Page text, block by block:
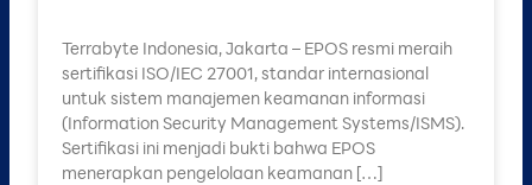
Terrabyte Indonesia, Jakarta – EPOS resmi meraih
sertifikasi ISO/IEC 27001, standar internasional
untuk sistem manajemen keamanan informasi
(Information Security Management Systems/ISMS).
Sertifikasi ini menjadi bukti bahwa EPOS
menerapkan pengelolaan keamanan […]